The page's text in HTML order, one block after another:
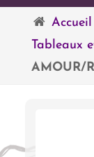
Accueil
Tableaux
AMOUR/